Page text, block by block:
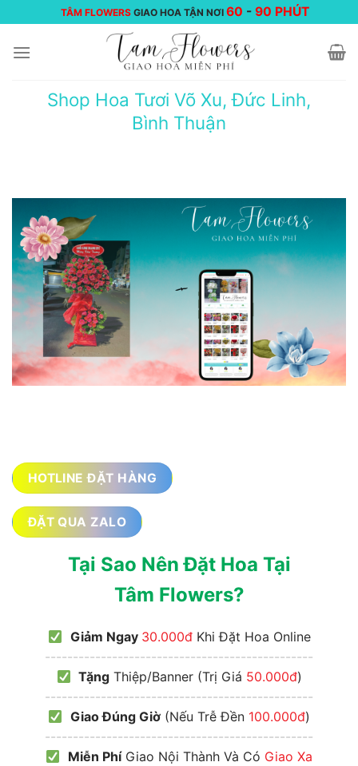
đến
nội
TÂM FLOWERS GIAO HOA TẬN NƠI 60 -90 PHÚT
Shop Hoa Tươi Võ Xu, Đức Linh,
Bình Thuận
HOTLINE ĐẶT HÀNG
ĐẶT QUA ZALO
Tại Sao Nên Đặt Hoa Tại
Tâm Flowers?
Giảm Ngay 30.000đKhi Đặt Hoa Online
------------------------------------------------
TặngThiệp/Banner (Trị Giá 50.000đ)
------------------------------------------------
Giao Đúng Giờ (Nếu Trễ Đền 100.000đ)
------------------------------------------------
Miễn PhíGiao Nội Thành Và Có Giao Xa